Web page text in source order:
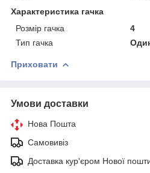
Характеристика гачка
Розмір гачка
4
Тип гачка
Приховати
Умови доставки
Нова Пошта
Самовивіз
Доставка кур'єром Нової